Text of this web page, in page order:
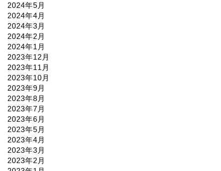
2024年5月
2024年4月
2024年3月
2024年2月
2024年1月
2023年12月
2023年11月
2023年10月
2023年9月
2023年8月
2023年7月
2023年6月
2023年5月
2023年4月
2023年3月
2023年2月